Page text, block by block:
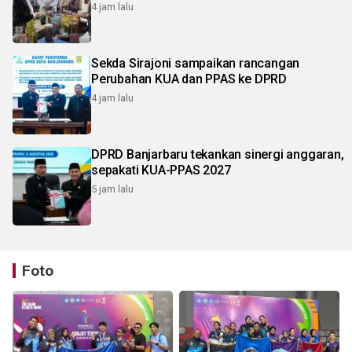
4 jam lalu
Sekda Sirajoni sampaikan rancangan
Perubahan KUA dan PPAS ke DPRD
4 jam lalu
DPRD Banjarbaru tekankan sinergi anggaran,
sepakati KUA-PPAS 2027
5 jam lalu
Foto